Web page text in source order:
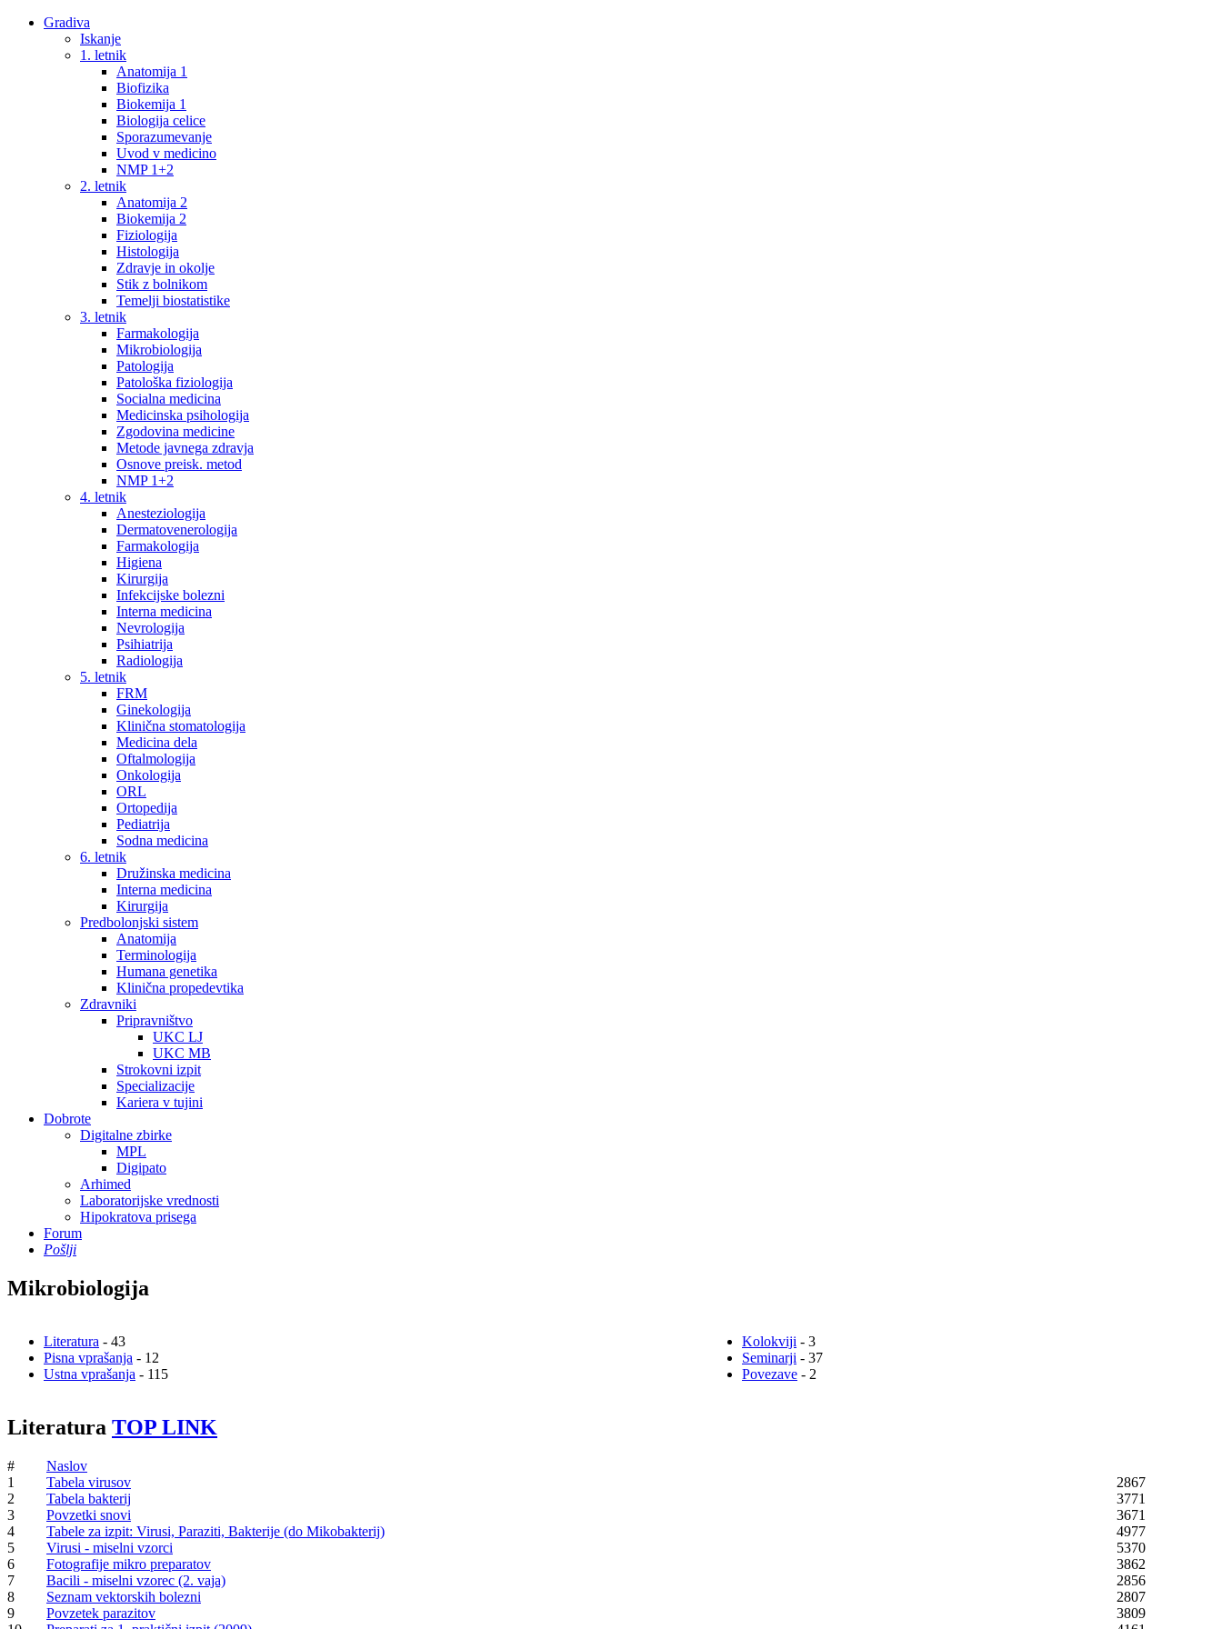
Gradiva
Iskanje
1. letnik
Anatomija 1
Biofizika
Biokemija 1
Biologija celice
Sporazumevanje
Uvod v medicino
NMP 1+2
2. letnik
Anatomija 2
Biokemija 2
Fiziologija
Histologija
Zdravje in okolje
Stik z bolnikom
Temelji biostatistike
3. letnik
Farmakologija
Mikrobiologija
Patologija
Patološka fiziologija
Socialna medicina
Medicinska psihologija
Zgodovina medicine
Metode javnega zdravja
Osnove preisk. metod
NMP 1+2
4. letnik
Anesteziologija
Dermatovenerologija
Farmakologija
Higiena
Kirurgija
Infekcijske bolezni
Interna medicina
Nevrologija
Psihiatrija
Radiologija
5. letnik
FRM
Ginekologija
Klinična stomatologija
Medicina dela
Oftalmologija
Onkologija
ORL
Ortopedija
Pediatrija
Sodna medicina
6. letnik
Družinska medicina
Interna medicina
Kirurgija
Predbolonjski sistem
Anatomija
Terminologija
Humana genetika
Klinična propedevtika
Zdravniki
Pripravništvo
UKC LJ
UKC MB
Strokovni izpit
Specializacije
Kariera v tujini
Dobrote
Digitalne zbirke
MPL
Digipato
Arhimed
Laboratorijske vrednosti
Hipokratova prisega
Forum
Pošlji
Mikrobiologija
Literatura - 43
Pisna vprašanja - 12
Ustna vprašanja - 115
Kolokviji - 3
Seminarji - 37
Povezave - 2
Literatura TOP LINK
#
Naslov
1
Tabela virusov
2867
2
Tabela bakterij
3771
3
Povzetki snovi
3671
4
Tabele za izpit: Virusi, Paraziti, Bakterije (do Mikobakterij)
4977
5
Virusi - miselni vzorci
5370
6
Fotografije mikro preparatov
3862
7
Bacili - miselni vzorec (2. vaja)
2856
8
Seznam vektorskih bolezni
2807
9
Povzetek parazitov
3809